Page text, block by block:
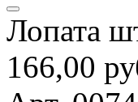
Лопата
166,00